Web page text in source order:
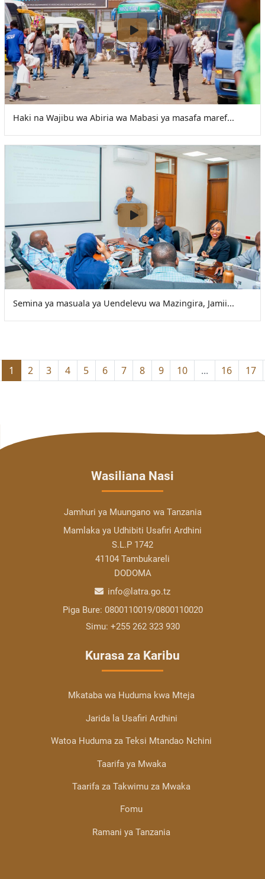
Haki na Wajibu wa Abiria wa Mabasi ya masafa maref...
Semina ya masuala ya Uendelevu wa Mazingira, Jamii...
1 2 3 4 5 6 7 8 9 10 ... 16 17
Wasiliana Nasi
Jamhuri ya Muungano wa Tanzania
Mamlaka ya Udhibiti Usafiri Ardhini
S.L.P 1742
41104 Tambukareli
DODOMA
info@latra.go.tz
Piga Bure: 0800110019/0800110020
Simu: +255 262 323 930
Kurasa za Karibu
Mkataba wa Huduma kwa Mteja
Jarida la Usafiri Ardhini
Watoa Huduma za Teksi Mtandao Nchini
Taarifa ya Mwaka
Taarifa za Takwimu za Mwaka
Fomu
Ramani ya Tanzania